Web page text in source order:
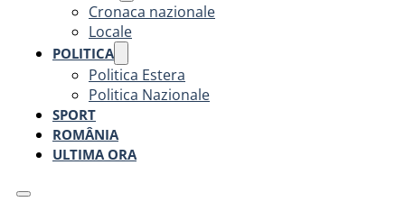
Cronaca nazionale
Locale
POLITICA
Politica Estera
Politica Nazionale
SPORT
ROMÂNIA
ULTIMA ORA